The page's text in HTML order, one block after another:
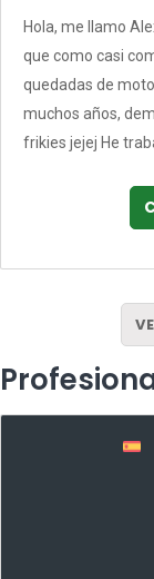
Hola, me llamo
que como casi
quedadas de
muchos años,
frikies jejej He